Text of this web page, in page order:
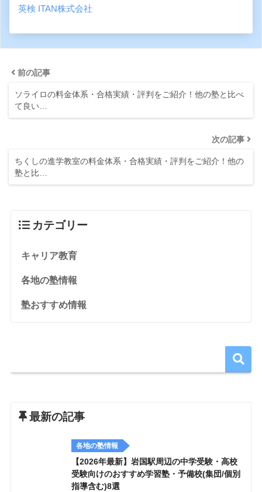
英検 ITAN株式会社
前の記事
ソライロの料金体系・合格実績・評判をご紹介！他の塾と比べ
て良い…
次の記事
ちくしの進学教室の料金体系・合格実績・評判をご紹介！他の
塾と比…
カテゴリー
キャリア教育
各地の塾情報
塾おすすめ情報
最新の記事
各地の塾情報
【2026年最新】岩国駅周辺の中学受験・高校
受験向けのおすすめ学習塾・予備校(集団/個別
指導含む)8選